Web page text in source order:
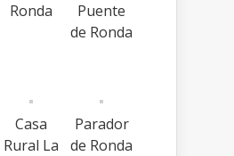
Ronda
Puente
de Ronda
Casa
Rural La
Parador
de Ronda